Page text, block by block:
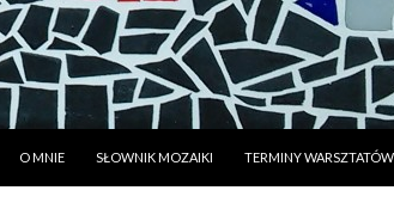
O MNIE SŁOWNIK MOZAIKI TERMINY WARSZTATÓW